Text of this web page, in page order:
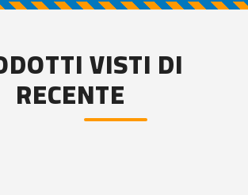
VISTI DI
RECENTE